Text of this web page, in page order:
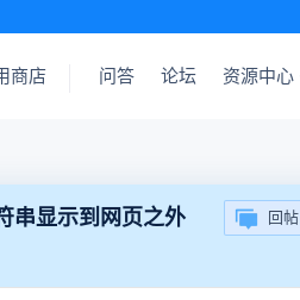
商店 问答 论坛 资源中心
串显示到网页之外 回帖